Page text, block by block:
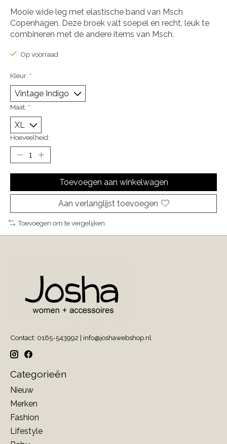
Mooie wide leg met elastische band van Msch
Copenhagen. Deze broek valt soepel en recht, leuk te
combineren met de andere items van Msch.
Op voorraad
Kleur: *
Maat: *
Hoeveelheid:
Toevoegen aan winkelwagen
Aan verlanglijst toevoegen
Toevoegen om te vergelijken
Contact: 0165-543992 | info@joshawebshop.nl
Categorieën
Nieuw
Merken
Fashion
Lifestyle